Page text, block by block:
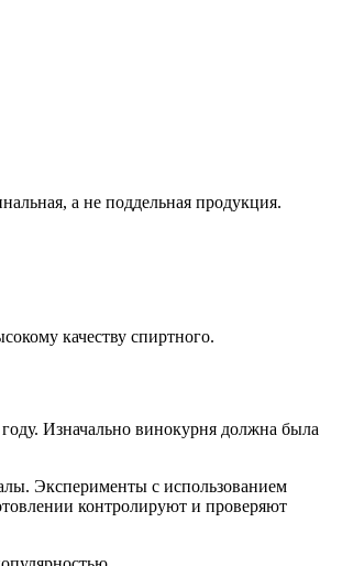
а не поддельная продукция.
качеству спиртного.
Изначально винокурня должна была
Эксперименты с использованием
контролируют и проверяют